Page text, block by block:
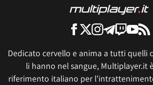
Dedicato cervello e anima a tutti quelli
li hanno nel sangue, Multiplayer.it
riferimento italiano per